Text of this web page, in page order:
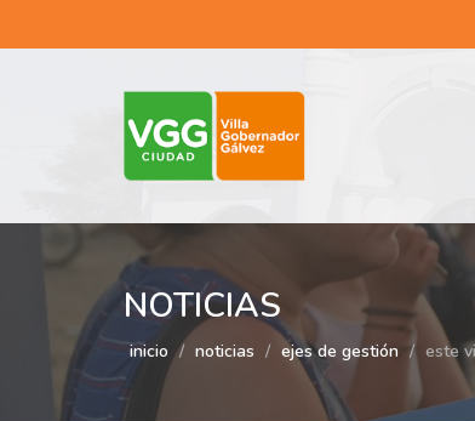
NOTICIAS
inicio noticias ejes de gestión este